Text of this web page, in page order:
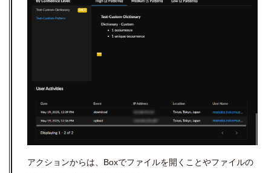
アクションからは、Boxでファイルを開くことやファイルの